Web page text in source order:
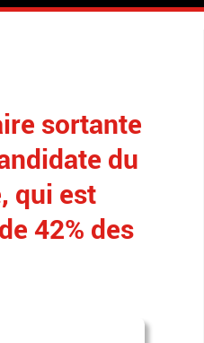
sortante
du
qui est
42% des